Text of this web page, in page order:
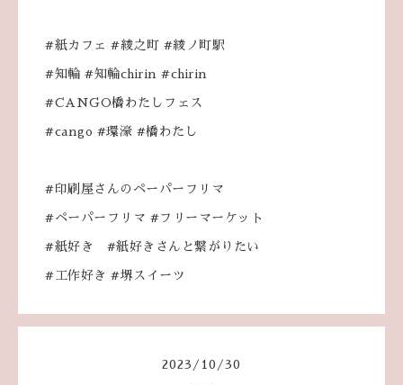
#紙カフェ #綾之町 #綾ノ町駅
#知輪 #知輪chirin #chirin
#CANGO橋わたしフェス
#cango #環濠 #橋わたし
#印刷屋さんのペーパーフリマ
#ペーパーフリマ #フリーマーケット
#紙好き #紙好きさんと繋がりたい
#工作好き #堺スイーツ
2023 / 10 / 30